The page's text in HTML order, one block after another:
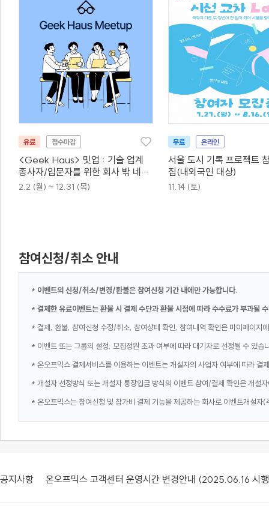
유료 접수마감
<Geek Haus> 밋업 : 기술 업계
종사자/입문자를 위한 회사 밖 네트
워킹 모임
2.2 (월) ~ 12.31 (목)
무료 온라인
서울 도시 기록 프로젝트
집(내외국인 대상)
11.14 (토)
참여신청/취소 안내
* 이벤트의 신청/취소/변경/환불은 참여신청 기간 내에만 가능합니다.
* 결제한 유료이벤트는 환불 시 결제 수단과 환불 시점에 따라 수수료가 부과될
* 결제, 환불, 참여신청 수정/취소, 참여상태 확인, 참여내역 확인은 마이페이지
* 이벤트 또는 그룹의 설정, 모집정원 초과 여부에 따라 대기자로 선정될 수 있습
* 온오프믹스 결제서비스를 이용하는 이벤트는 개설자의 사업자 여부에 따라 결
* 개설자 선정방식 또는 개설자 통장입금 방식의 이벤트 참여/결제 확인은 개설
* 온오프믹스는 참여신청 및 참가비 결제 기능을 제공하는 회사로 이벤트개설
공지사항 온오프믹스 고객센터 운영시간 변경안내 (2025.06.16 시